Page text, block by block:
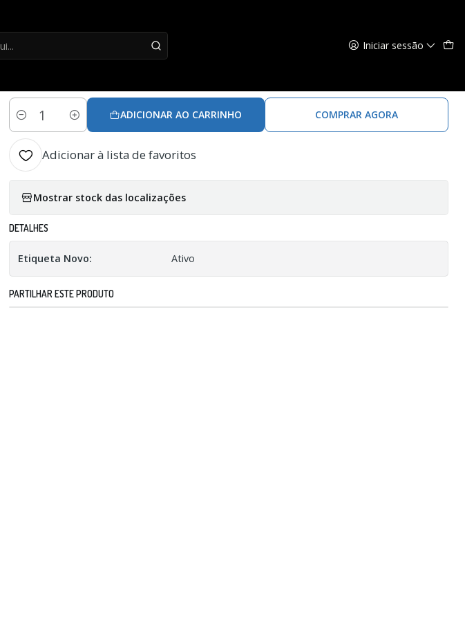
Iniciar sessão
|
Quantidade
ADICIONAR AO CARRINHO COMPRAR AGORA
Adicionar à lista de favoritos
Mostrar stock das localizações
DETALHES
Etiqueta Novo: Ativo
PARTILHAR ESTE PRODUTO